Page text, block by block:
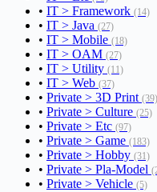
• IT > Framework (14)
• IT > Java (27)
• IT > Mobile (18)
• IT > OAM (27)
• IT > Utility (11)
• IT > Web (37)
• Private > 3D Print (39)
• Private > Culture (25)
• Private > Etc (97)
• Private > Game (183)
• Private > Hobby (31)
• Private > Pla-Model
• Private > Vehicle (5)